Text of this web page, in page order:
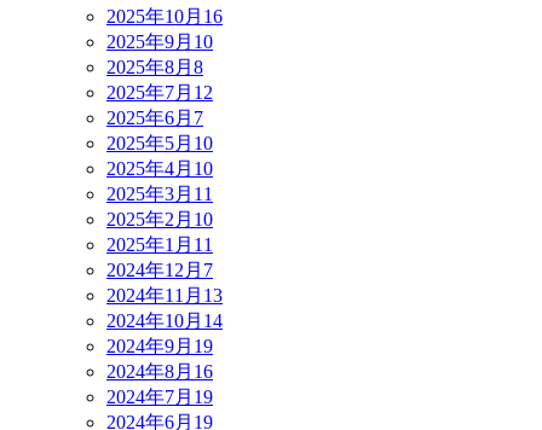
2025年10月 16
2025年9月 10
2025年8月 8
2025年7月 12
2025年6月 7
2025年5月 10
2025年4月 10
2025年3月 11
2025年2月 10
2025年1月 11
2024年12月 7
2024年11月 13
2024年10月 14
2024年9月 19
2024年8月 16
2024年7月 19
2024年6月 19